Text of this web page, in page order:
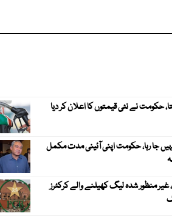
حکومت نے نئی قیمتوں کا اعلان کر دیا
جا رہا، حکومت اپنی آئینی مدت مکمل
منظور شدہ لیگ کھیلنے والے کرکٹرز